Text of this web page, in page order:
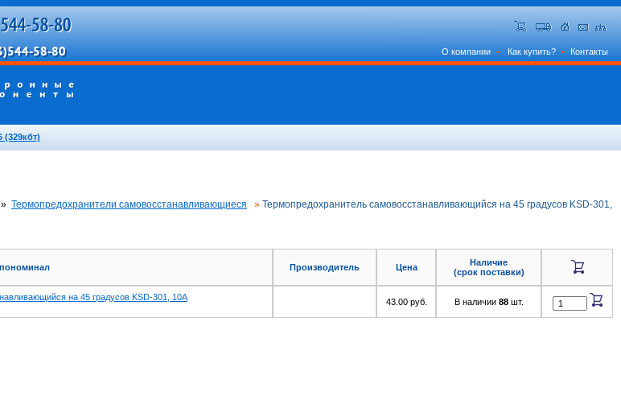
О компании • Как купить? • Контакты
(329кбт)
Термопредохранители самовосстанавливающиеся » Термопредохранитель самовосстанавливающийся на 45 градусов KSD-301,
Производитель Цена
Наличие
(срок поставки)
на 45 градусов KSD-301, 10А 43.00 руб. В наличии 88шт.